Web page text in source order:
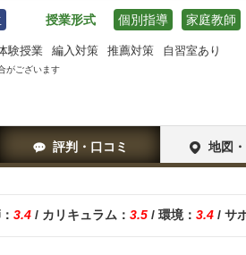
授業形式 個別指導 家庭教師
験授業 編入対策 推薦対策 自習室あり
がございます
評判・口コミ 地図
3.4 / カリキュラム： 3.5 / 環境： 3.4 / サ